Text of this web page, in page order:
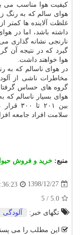
كیفیت هوا مناسب می
هوای سالم كه به رنگ
غلظت آلاینده ها
داشته باشد، اما در
گیرد كه در نتیجه آن
هوا خواهند داشت.
در هوای ناسالم كه به
مخاطرات ناشی از
گروه های حساس
بین
سلامت افراد جامعه
منبع: خرید و فروش
1398/12/27
5.0
/
5
تگهای خبر:
آلودگی
این مطلب را می